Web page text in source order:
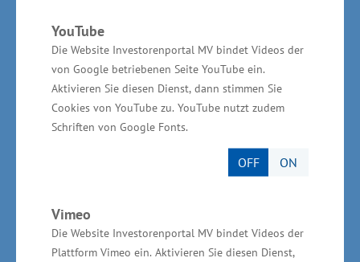
YouTube
Die Website Investorenportal MV bindet Videos der
von Google betriebenen Seite YouTube ein.
Aktivieren Sie diesen Dienst, dann stimmen Sie
Cookies von YouTube zu. YouTube nutzt zudem
Schriften von Google Fonts.
OFF ON
Vimeo
Die Website Investorenportal MV bindet Videos der
Plattform Vimeo ein. Aktivieren Sie diesen Dienst,
Betke aus Wismar
Karteikartensystem - Philipp Schweers,
Michel Bornemann, Fenja Habelmann, Jalia
Hallab, Stefan Schomacker aus Rostock
Intonationstrainer - Martin Blum aus Rostock
Memoboard - Tim Stoye, Paul Netzel aus
Ambitube - Jonas Trittler, Paul Netzel, Theodor
Gaede aus Stralsund
CYSES - Sekina Mandelartz, Billy Jazosch,
Tarek Mandelartz aus Greifslwald